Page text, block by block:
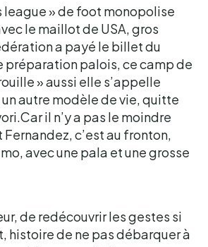
league » de foot monopolise
le maillot de USA, gros
a payé le billet du
préparation palois, ce camp de
» aussi elle s’appelle
autre modèle de vie, quitte
il n’y a pas le moindre
c’est au fronton,
avec une pala et une grosse
de redécouvrir les gestes si
histoire de ne pas débarquer à